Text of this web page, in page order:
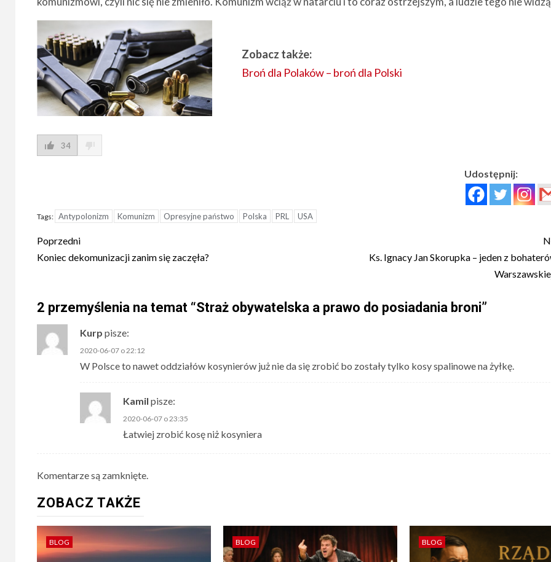
Zobacz także:
Broń dla Polaków – broń dla Polski
34
Udostępnij:
Tags: Antypolonizm Komunizm Opresyjne państwo Polska PRL USA
Post
navigation
Poprzedni
Koniec dekomunizacji zanim się zaczęła?
Ks. Ignacy Jan Skorupka – jeden z
2 przemyślenia na temat “Straż obywatelska a prawo do posiadania broni”
Kurp pisze:
2020-06-07 o 22:12
W Polsce to nawet oddziałów kosynierów już nie da się zrobić bo zostały tylko kosy spalinowe na żyłkę.
Kamil pisze:
2020-06-07 o 23:35
Łatwiej zrobić kosę niż kosyniera
Komentarze są zamknięte.
ZOBACZ TAKŻE
BLOG BLOG BLOG